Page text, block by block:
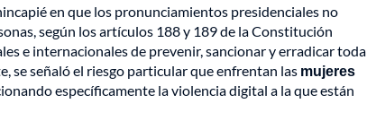
en que los pronunciamientos presidenciales no
según los artículos 188 y 189 de la Constitución
e internacionales de prevenir, sancionar y erradicar toda
se señaló el riesgo particular que enfrentan las mujeres
específicamente la violencia digital a la que están